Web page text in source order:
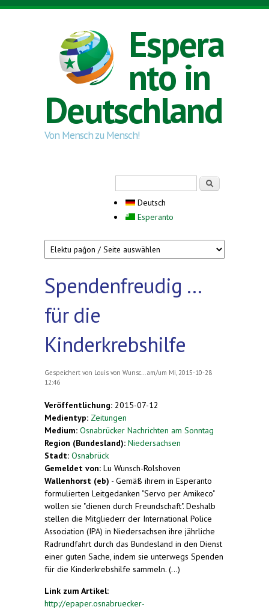
Direkt zum Inhalt
Espera
nto in
Deutschland
Von Mensch zu Mensch!
Deutsch
Esperanto
Spendenfreudig ...
für die
Kinderkrebshilfe
Gespeichert von Louis von Wunsc...
am/um Mi, 2015-10-28
12:46
Veröffentlichung: 2015-07-12
Medientyp: Zeitungen
Medium: Osnabrücker Nachrichten am Sonntag
Region (Bundesland): Niedersachsen
Stadt: Osnabrück
Gemeldet von: Lu Wunsch-Rolshoven
Wallenhorst (eb) - Gemäß ihrem in Esperanto
formulierten Leitgedanken "Servo per Amikeco"
wollen sie "dienen durch Freundschaft". Deshalb
stellen die Mitgliederr der International Police
Association (IPA) in Niedersachsen ihre jährliche
Radrundfahrt durch das Bundesland in den Dienst
einer guten Sache, indem sie unterwegs Spenden
für die Kinderkrebshilfe sammeln. (...)
Link zum Artikel:
http://epaper.osnabruecker-